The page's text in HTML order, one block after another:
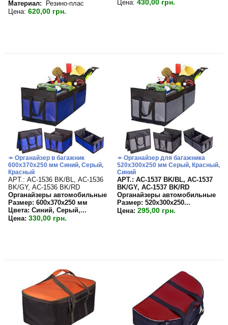
Материал:
Резино-плас
Цена: 620,00 грн.
Цена: 430,00 грн.
➛ Органайзер в багажник
600х370х250 мм Синий, Серый,
Красный
APT.: АС-1536 BK/BL, АС-1536
BK/GY, АС-1536 BK/RD
Органайзеры автомобильные
Размер: 600х370х250 мм
Цвета: Синий, Серый,...
Цена: 330,00 грн.
➛ Органайзер для багажника
520х300х250 мм Серый, Красный,
Синий
APT.: АС-1537 BK/BL, АС-1537
BK/GY, АС-1537 BK/RD
Органайзеры автомобильные
Размер: 520х300х250...
Цена: 295,00 грн.